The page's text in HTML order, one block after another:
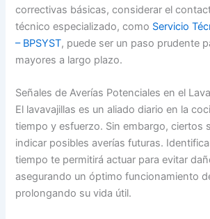
correctivas básicas, considerar el
técnico especializado, como Servicio
– BPSYST, puede ser un paso prudente
mayores a largo plazo.
Señales de Averías Potenciales en el
El lavavajillas es un aliado diario en la
tiempo y esfuerzo. Sin embargo, ciertos
indicar posibles averías futuras.
tiempo te permitirá actuar para evitar
asegurando un óptimo funcionamiento
prolongando su vida útil.